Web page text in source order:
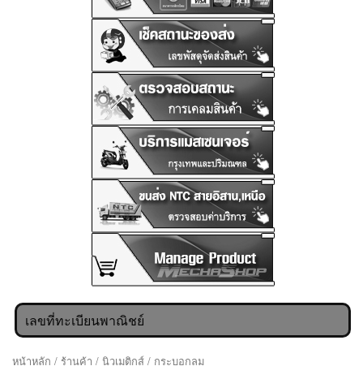
เลขที่ทะเบียนพาณิชย์
หน้าหลัก / ร้านค้า / นิวเมติกส์ / กระบอกลม